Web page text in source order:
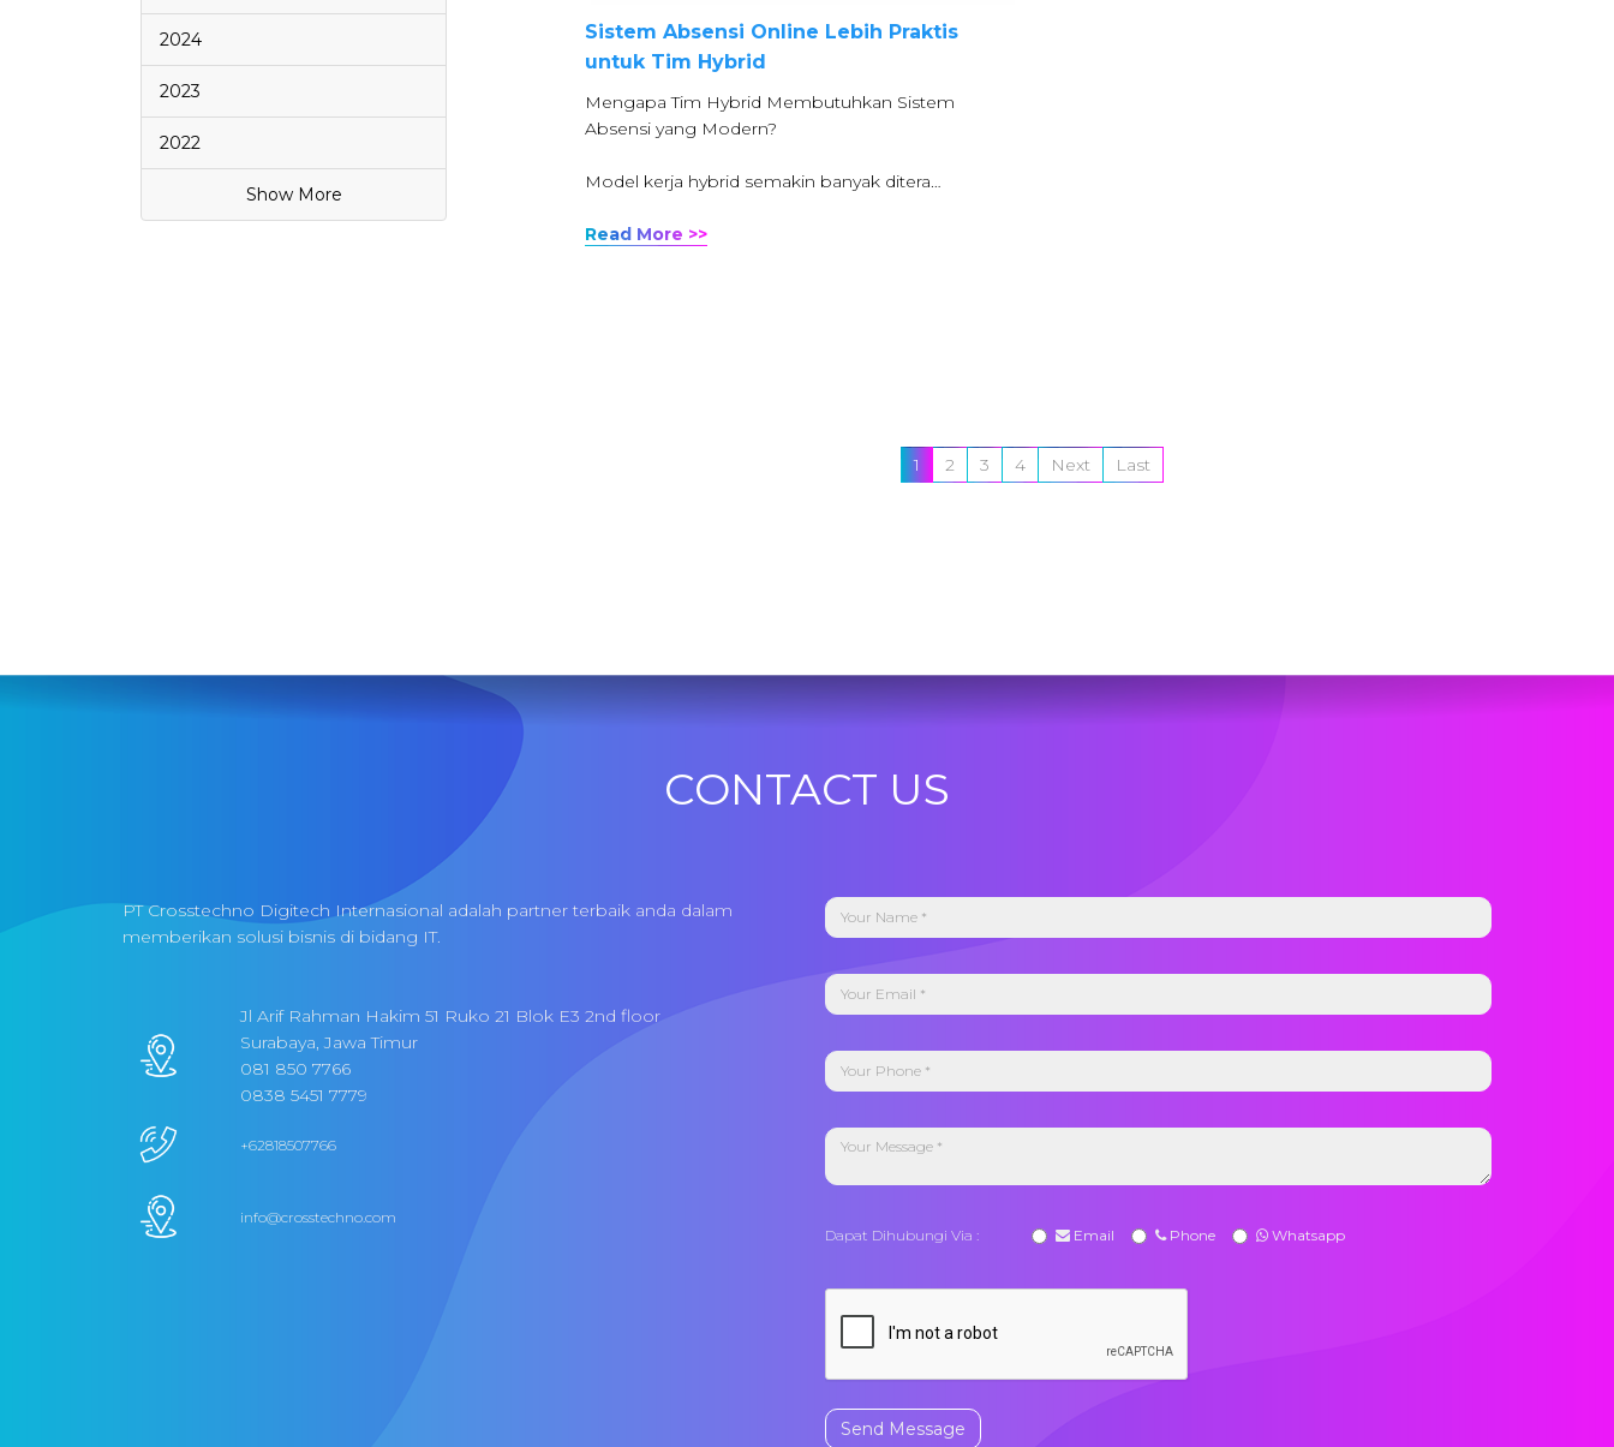
2024
2023
2022
Show More
Sistem Absensi Online Lebih Praktis
untuk Tim Hybrid
Mengapa Tim Hybrid Membutuhkan Sistem
Absensi yang Modern?
Model kerja hybrid semakin banyak ditera…
Read More >>
1 2 3 4 Next Last
CONTACT US
Dapat Dihubungi Via : Email Phone Whatsapp
Send Message
PT Crosstechno Digitech Internasional adalah partner terbaik anda dalam
memberikan solusi bisnis di bidang IT.
Jl Arif Rahman Hakim 51 Ruko 21 Blok E3 2nd floor
Surabaya, Jawa Timur
081 850 7766
0838 5451 7779
+62818507766
info@crosstechno.com